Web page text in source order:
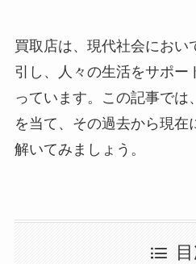
買取店は、現代社会におい
引し、人々の生活をサポー
っています。この記事では
を当て、その過去から現在
解いてみましょう。